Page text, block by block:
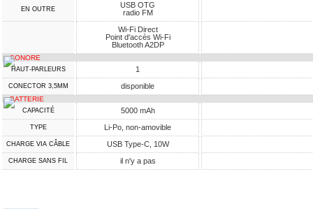
EN OUTRE
USB OTG
radio FM
Wi-Fi Direct
Point d'accès Wi-Fi
Bluetooth A2DP
SONORE
HAUT-PARLEURS 1
CONECTOR 3,5MM disponible
BATTERIE
CAPACITÉ 5000 mAh
TYPE Li-Po, non-amovible
CHARGE VIA CÂBLE USB Type-C, 10W
CHARGE SANS FIL il n'y a pas